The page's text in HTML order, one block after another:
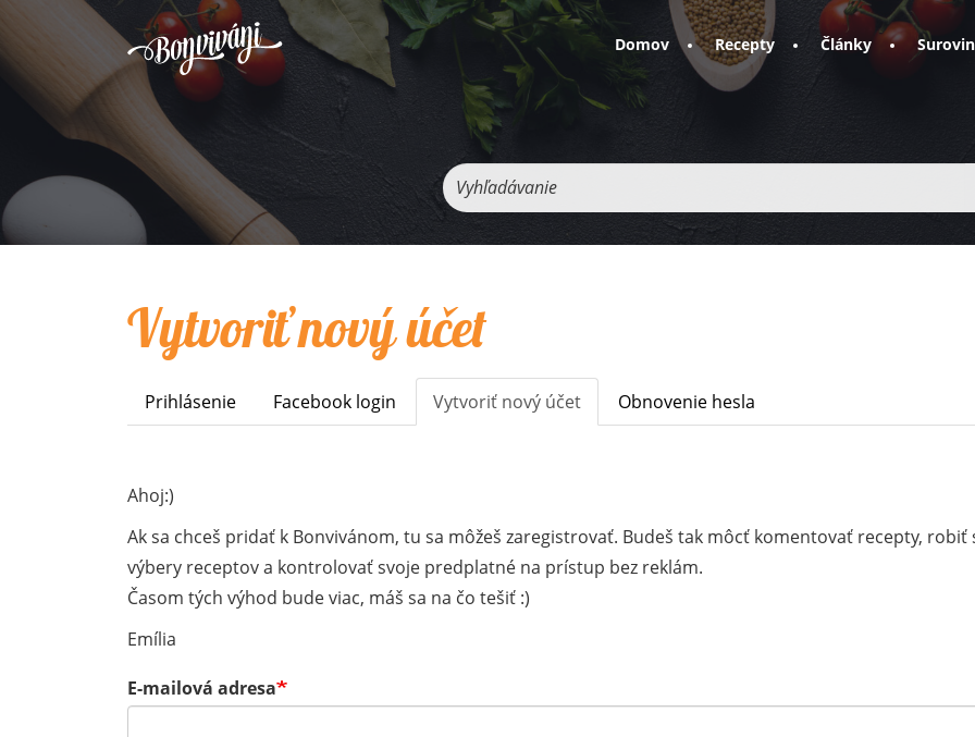
Domov Recepty Články
Vyhľadávanie
Vytvoriť nový účet
Primary
Prihlásenie Facebook login Vytvoriť nový účet (aktívna
karta)
Obnovenie hesla
Ahoj:)
Ak sa chceš pridať k Bonvivánom, tu sa môžeš zaregistrovať. Budeš tak môcť komentovať recepty, robiť
výbery receptov a kontrolovať svoje predplatné na prístup bez reklám.
Časom tých výhod bude viac, máš sa na čo tešiť :)
Emília
E-mailová adresa